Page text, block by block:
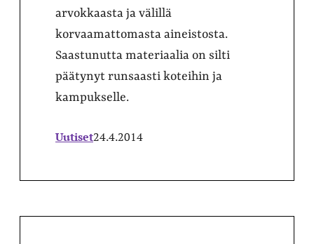
arvokkaasta ja välillä
korvaamattomasta aineistosta.
Saastunutta materiaalia on silti
päätynyt runsaasti koteihin ja
kampukselle.
Uutiset24.4.2014